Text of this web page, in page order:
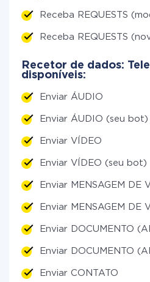
Receba REQUESTS
Receba REQUESTS
Recetor de dados:
disponíveis:
Enviar ÁUDIO
Enviar ÁUDIO (seu bot)
Enviar VÍDEO
Enviar VÍDEO (seu bot)
Enviar MENSAGEM DE
Enviar MENSAGEM DE
Enviar DOCUMENTO
Enviar DOCUMENTO
Enviar CONTATO